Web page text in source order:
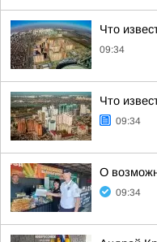
Что
09:34
Что
09:34
О
09:34